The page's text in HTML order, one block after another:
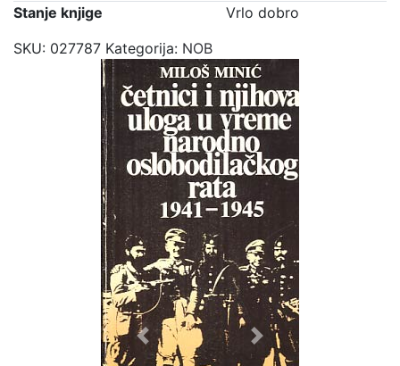
Stanje knjige
Vrlo dobro
SKU: 027787 Kategorija: NOB
Previous Next